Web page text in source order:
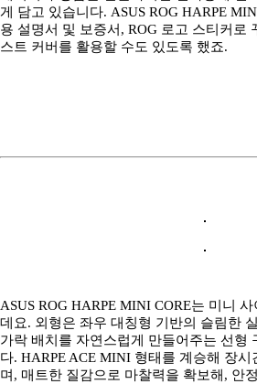
게 담고 있습니다. ASUS ROG HARPE
용 설명서 및 보증서, ROG 로고 스티커로
스트 커버를 활용할 수도 있도록 했죠.
ASUS ROG HARPE MINI CORE는 미니
데요. 외형은 좌우 대칭형 기반의 슬림한
가락 배치를 자연스럽게 만들어주는 선형
다. HARPE ACE MINI 형태를 계승해 장
며, 매트한 질감으로 마찰력을 확보해, 안